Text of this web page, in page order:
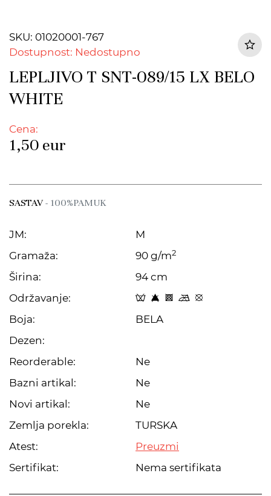
SKU: 01020001-767
Dostupnost: Nedostupno
LEPLJIVO T SNT-089/15 LX BELO
WHITE
Cena:
1,50 eur
SASTAV- 100%PAMUK
JM:
M
Gramaža:
90 g/m2
Širina:
94 cm
Održavanje:
x 8 H m E
Boja:
BELA
Dezen:
Reorderable:
Ne
Bazni artikal:
Ne
Novi artikal:
Ne
Zemlja porekla:
TURSKA
Atest:
Preuzmi
Sertifikat:
Nema sertifikata